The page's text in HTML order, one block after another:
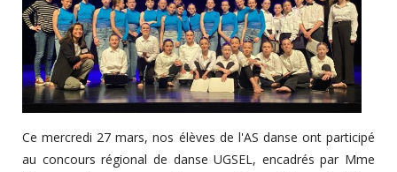
Ce mercredi 27 mars, nos élèves de l'AS danse ont participé
au concours régional de danse UGSEL, encadrés par Mme